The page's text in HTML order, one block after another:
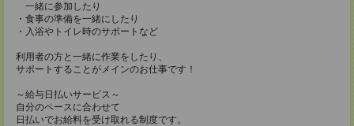
一緒に参加したり
・食事の準備を一緒にしたり
・入浴やトイレ時のサポートなど
利用者の方と一緒に作業をしたり、
サポートすることがメインのお仕事です！
～給与日払いサービス～
自分のペースに合わせて
日払いでお給料を受け取れる制度です。